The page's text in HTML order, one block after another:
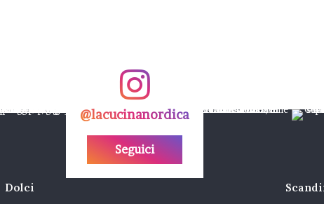
@lacucinanordica
Seguici
Dolci